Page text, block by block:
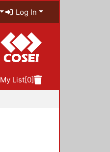
Log In
My List[0]